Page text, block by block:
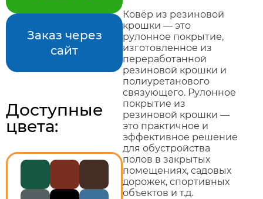
Заказ через
сайт
Доступные
цвета:
Ковёр из резиновой
крошки — это
рулонное покрытие,
изготовленное из
переработанной
резиновой крошки и
полиуретанового
связующего. Рулонное
покрытие из
резиновой крошки —
это практичное и
эффективное решение
для обустройства
полов в закрытых
помещениях, садовых
дорожек, спортивных
объектов и т.д.